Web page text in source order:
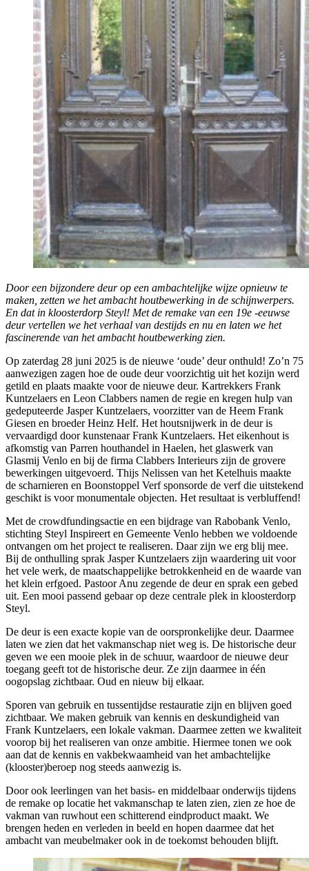
Door een bijzondere deur op een ambachtelijke wijze opnieuw te
maken, zetten we het ambacht houtbewerking in de schijnwerpers.
En dat in kloosterdorp Steyl! Met de remake van een 19e -eeuwse
deur vertellen we het verhaal van destijds en nu en laten we het
fascinerende van het ambacht houtbewerking zien.
Op zaterdag 28 juni 2025 is de nieuwe ‘oude’ deur onthuld! Zo’n 75
aanwezigen zagen hoe de oude deur voorzichtig uit het kozijn werd
getild en plaats maakte voor de nieuwe deur. Kartrekkers Frank
Kuntzelaers en Leon Clabbers namen de regie en kregen hulp van
gedeputeerde Jasper Kuntzelaers, voorzitter van de Heem Frank
Giesen en broeder Heinz Helf. Het houtsnijwerk in de deur is
vervaardigd door kunstenaar Frank Kuntzelaers. Het eikenhout is
afkomstig van Parren houthandel in Haelen, het glaswerk van
Glasmij Venlo en bij de firma Clabbers Interieurs zijn de grovere
bewerkingen uitgevoerd. Thijs Nelissen van het Ketelhuis maakte
de scharnieren en Boonstoppel Verf sponsorde de verf die uitstekend
geschikt is voor monumentale objecten. Het resultaat is verbluffend!
Met de crowdfundingsactie en een bijdrage van Rabobank Venlo,
stichting Steyl Inspireert en Gemeente Venlo hebben we voldoende
ontvangen om het project te realiseren. Daar zijn we erg blij mee.
Bij de onthulling sprak Jasper Kuntzelaers zijn waardering uit voor
het vele werk, de maatschappelijke betrokkenheid en de waarde van
het klein erfgoed. Pastoor Anu zegende de deur en sprak een gebed
uit. Een mooi passend gebaar op deze centrale plek in kloosterdorp
Steyl.
De deur is een exacte kopie van de oorspronkelijke deur. Daarmee
laten we zien dat het vakmanschap niet weg is. De historische deur
geven we een mooie plek in de schuur, waardoor de nieuwe deur
toegang geeft tot de historische deur. Ze zijn daarmee in één
oogopslag zichtbaar. Oud en nieuw bij elkaar.
Sporen van gebruik en tussentijdse restauratie zijn en blijven goed
zichtbaar. We maken gebruik van kennis en deskundigheid van
Frank Kuntzelaers, een lokale vakman. Daarmee zetten we kwaliteit
voorop bij het realiseren van onze ambitie. Hiermee tonen we ook
aan dat de kennis en vakbekwaamheid van het ambachtelijke
(klooster)beroep nog steeds aanwezig is.
Door ook leerlingen van het basis- en middelbaar onderwijs tijdens
de remake op locatie het vakmanschap te laten zien, zien ze hoe de
vakman van ruwhout een schitterend eindproduct maakt. We
brengen heden en verleden in beeld en hopen daarmee dat het
ambacht van meubelmaker ook in de toekomst behouden blijft.